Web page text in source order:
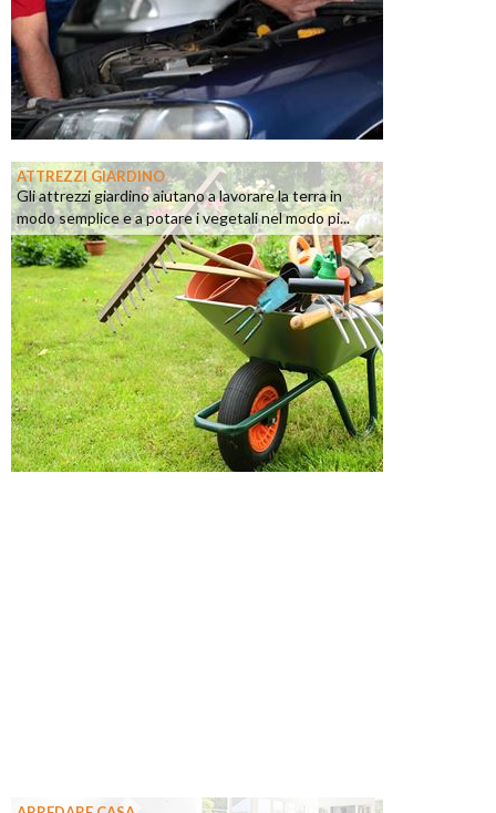
ATTREZZI GIARDINO
Gli attrezzi giardino aiutano a lavorare la terra in
modo semplice e a potare i vegetali nel modo pi...